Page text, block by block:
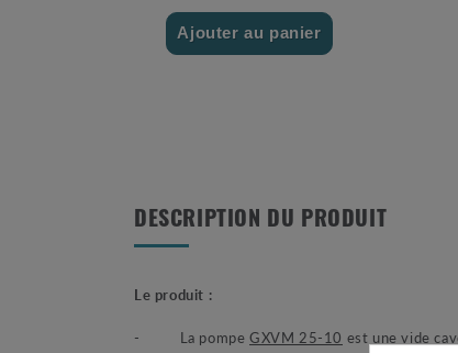
Ajouter au panier
DESCRIPTION DU PRODUIT
Le produit :
- La pompe GXVM 25-10 est une vide